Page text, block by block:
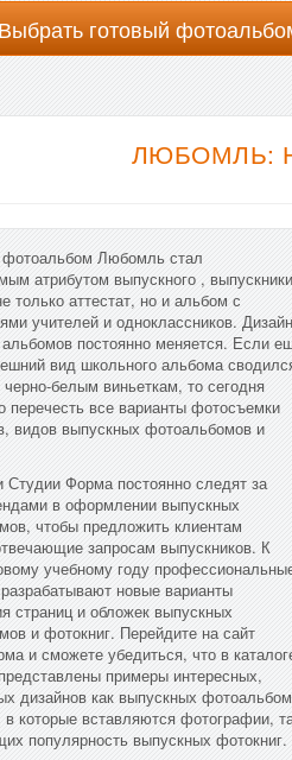
Выбрать готовый
ЛЮБОМЛЬ:
Любомль стал
атрибутом выпускного , выпускники
только аттестат, но и альбом с
учителей и одноклассников. Дизайн
постоянно меняется. Если
вид школьного альбома
белым виньеткам, то сегодня
перечесть все варианты фотосъемки
видов выпускных фотоальбомов и
Студии Форма постоянно следят за
в оформлении выпускных
чтобы предложить клиентам
запросам выпускников. К
учебному году
новые варианты
страниц и обложек выпускных
и фотокниг. Перейдите на сайт
и сможете убедиться, что в
примеры интересных,
дизайнов как выпускных
которые вставляются фотографии,
популярность выпускных фотокниг.